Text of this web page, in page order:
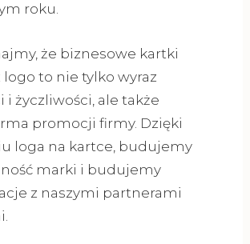
roku.
że biznesowe kartki
to nie tylko wyraz
i życzliwości, ale także
promocji firmy. Dzięki
loga na kartce, budujemy
marki i budujemy
z naszymi partnerami